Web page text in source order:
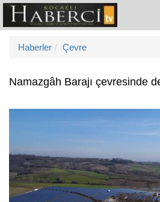
Haberler Çevre
Namazgâh Barajı çevresinde